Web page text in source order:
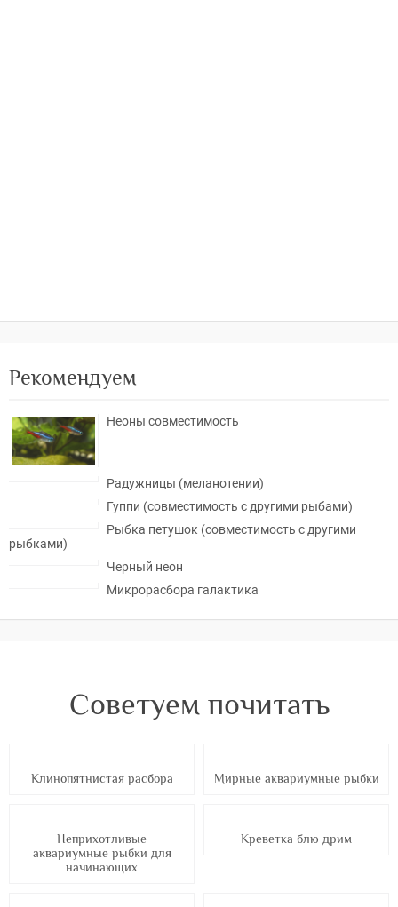
Рекомендуем
Неоны совместимость
Радужницы (меланотении)
Гуппи (совместимость с другими рыбами)
Рыбка петушок (совместимость с другими
рыбками)
Черный неон
Микрорасбора галактика
Советуем почитать
Клинопятнистая расбора Мирные аквариумные рыбки
Неприхотливые
аквариумные рыбки для
начинающих
Креветка блю дрим